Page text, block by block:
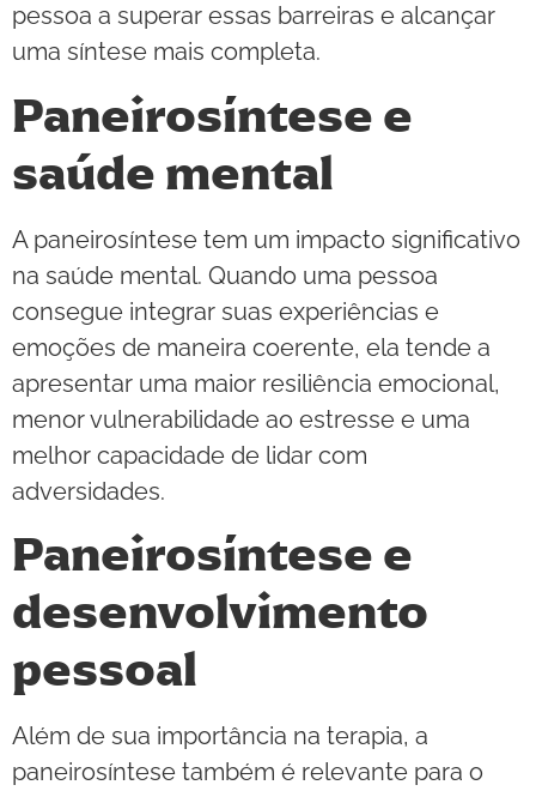
pessoa a superar essas barreiras e alcançar
uma síntese mais completa.
Paneirosíntese e
saúde mental
A paneirosíntese tem um impacto significativo
na saúde mental. Quando uma pessoa
consegue integrar suas experiências e
emoções de maneira coerente, ela tende a
apresentar uma maior resiliência emocional,
menor vulnerabilidade ao estresse e uma
melhor capacidade de lidar com
adversidades.
Paneirosíntese e
desenvolvimento
pessoal
Além de sua importância na terapia, a
paneirosíntese também é relevante para o